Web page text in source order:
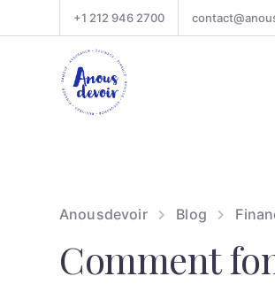
+1 212 946 2700
Anousdevoir Blog
Comment